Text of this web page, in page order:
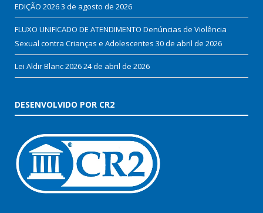
EDIÇÃO 20263 de agosto de 2026
FLUXO UNIFICADO DE ATENDIMENTO Denúncias de Violência
Sexual contra Crianças e Adolescentes 30 de abril de 2026
Lei Aldir Blanc 202624 de abril de 2026
DESENVOLVIDO POR CR2